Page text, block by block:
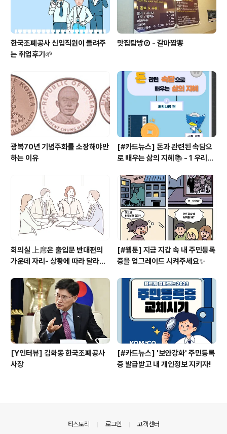
한국조폐공사 신입직원이 들려주
는 취업후기🌱
맛집탐방⑦ - 갈마짬뽕
광복70년 기념주화를 소장해야만
하는 이유
[#카드뉴스] 돈과 관련된 속담으
로 배우는 삶의 지혜📚 - 1 우리나
회의실 上席은 출입문 반대편의
가운데 자리- 상황에 따라 달라지
[#웹툰] 지금 지갑 속 내 주민등록
증을 업그레이드 시켜주세요✨
[Y인터뷰] 김화동 한국조폐공사
사장
[#카드뉴스] '보안강화' 주민등록
증 발급받고 내 개인정보 지키자!
티스토리 로그인 고객센터